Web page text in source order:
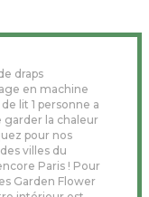
draps
en machine
lit 1 personne a
garder la chaleur
pour nos
villes du
Paris ! Pour
Garden Flower